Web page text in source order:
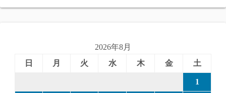
2026年8月
日
月 火 水 木 金 土
1